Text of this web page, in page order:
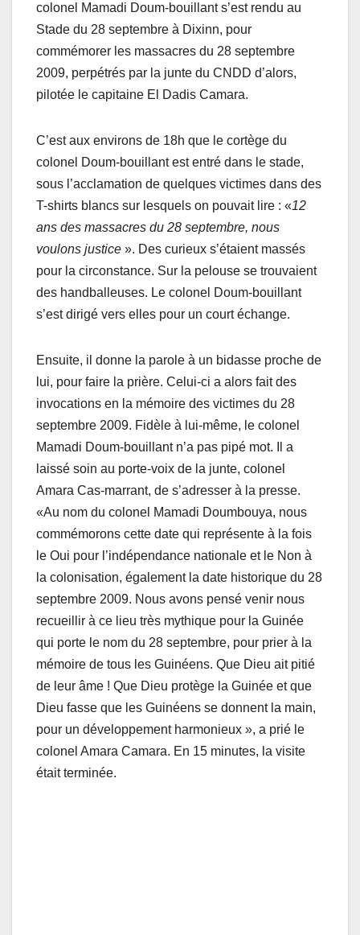
colonel Mamadi Doum-bouillant s’est rendu au
Stade du 28 septembre à Dixinn, pour
commémorer les massacres du 28 septembre
2009, perpétrés par la junte du CNDD d’alors,
pilotée le capitaine El Dadis Camara.
C’est aux environs de 18h que le cortège du
colonel Doum-bouillant est entré dans le stade,
sous l’acclamation de quelques victimes dans des
T-shirts blancs sur lesquels on pouvait lire : «12
ans des massacres du 28 septembre, nous
voulons justice ». Des curieux s’étaient massés
pour la circonstance. Sur la pelouse se trouvaient
des handballeuses. Le colonel Doum-bouillant
s’est dirigé vers elles pour un court échange.
Ensuite, il donne la parole à un bidasse proche de
lui, pour faire la prière. Celui-ci a alors fait des
invocations en la mémoire des victimes du 28
septembre 2009. Fidèle à lui-même, le colonel
Mamadi Doum-bouillant n’a pas pipé mot. Il a
laissé soin au porte-voix de la junte, colonel
Amara Cas-marrant, de s’adresser à la presse.
«Au nom du colonel Mamadi Doumbouya, nous
commémorons cette date qui représente à la fois
le Oui pour l’indépendance nationale et le Non à
la colonisation, également la date historique du 28
septembre 2009. Nous avons pensé venir nous
recueillir à ce lieu très mythique pour la Guinée
qui porte le nom du 28 septembre, pour prier à la
mémoire de tous les Guinéens. Que Dieu ait pitié
de leur âme ! Que Dieu protège la Guinée et que
Dieu fasse que les Guinéens se donnent la main,
pour un développement harmonieux », a prié le
colonel Amara Camara. En 15 minutes, la visite
était terminée.